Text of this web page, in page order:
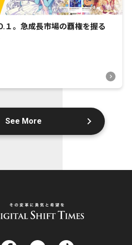
１。急成長市場の覇権を握る
See More